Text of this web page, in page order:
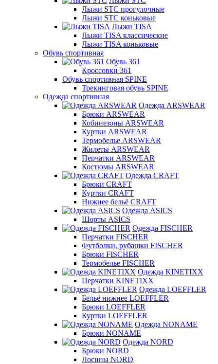
Лыжи STC прогулочные
Лыжи STC коньковые
Лыжи TISA
Лыжи TISA классические
Лыжи TISA коньковые
Обувь спортивная
Обувь 361
Кроссовки 361
Обувь спортивная SPINE
Трекинговая обувь SPINE
Одежда спортивная
Одежда ARSWEAR
Брюки ARSWEAR
Кобинезоны ARSWEAR
Куртки ARSWEAR
Термобелье ARSWEAR
Жилеты ARSWEAR
Перчатки ARSWEAR
Костюмы ARSWEAR
Одежда CRAFT
Брюки CRAFT
Куртки CRAFT
Нижнее бельё CRAFT
Одежда ASICS
Шорты ASICS
Одежда FISCHER
Перчатки FISCHER
Футболки, рубашки FISCHER
Брюки FISCHER
Термобелье FISCHER
Одежда KINETIXX
Перчатки KINETIXX
Одежда LOEFFLER
Бельё нижнее LOEFFLER
Брюки LOEFFLER
Куртки LOEFFLER
Одежда NONAME
Брюки NONAME
Одежда NORD
Брюки NORD
Лосины NORD